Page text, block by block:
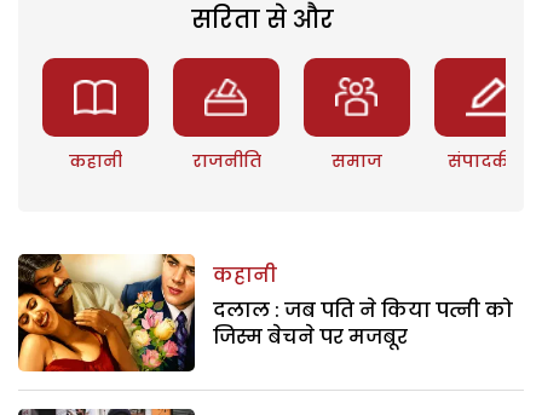
सरिता से और
कहानी राजनीति समाज संपादकीय
कहानी
दलाल : जब पति ने किया पत्नी को
जिस्म बेचने पर मजबूर